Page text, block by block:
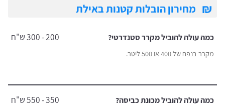
₪ מחירון הובלות קטנות באילת
כמה עולה להוביל מקרר סטנדרטי?
מקרר בנפח של 400 או 500 ליטר.
200 - 300 ש"ח
כמה עולה להוביל מכונת כביסה? 350 - 550 ש"ח